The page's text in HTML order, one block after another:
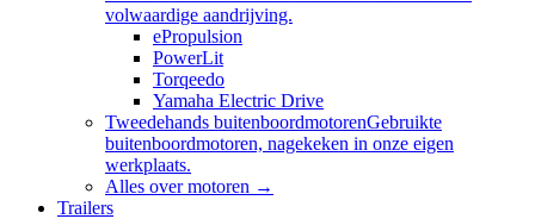
volwaardige aandrijving.
ePropulsion
PowerLit
Torqeedo
Yamaha Electric Drive
Tweedehands buitenboordmotorenGebruikte
buitenboordmotoren, nagekeken in onze eigen
werkplaats.
Alles overmotoren →
Trailers